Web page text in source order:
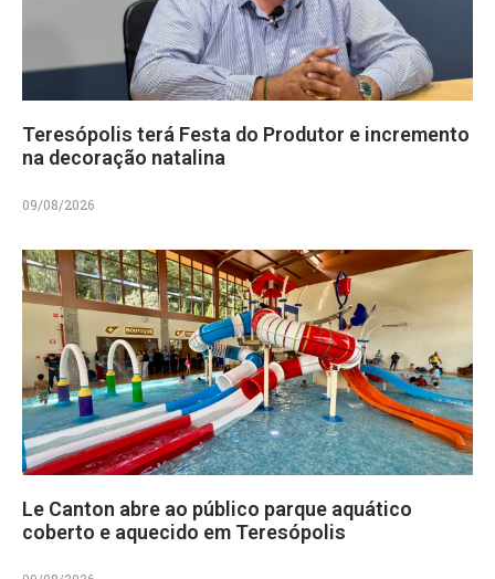
Teresópolis terá Festa do Produtor e incremento
na decoração natalina
09/08/2026
Le Canton abre ao público parque aquático
coberto e aquecido em Teresópolis